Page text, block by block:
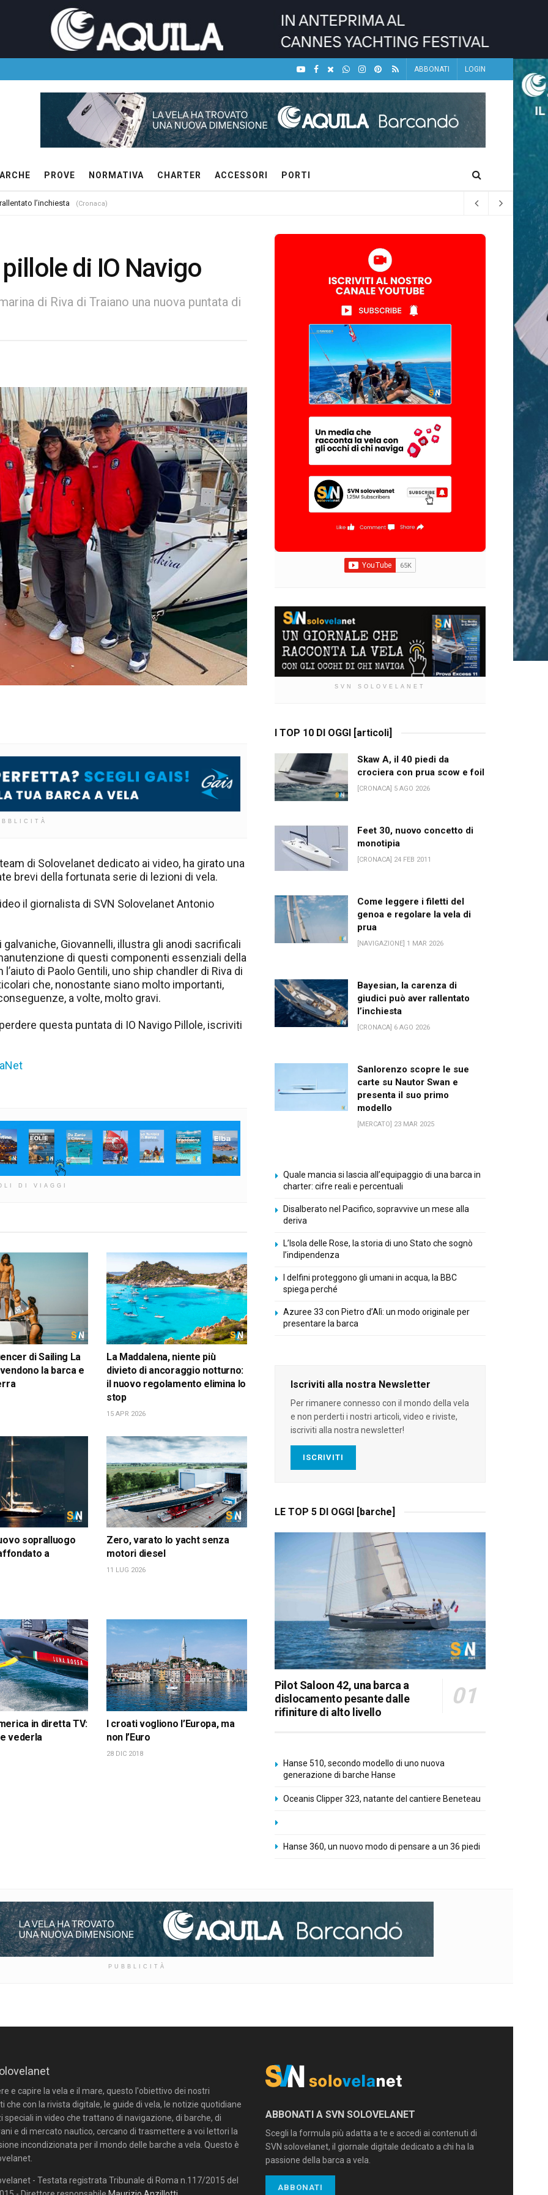
ABBONATI LOGIN
PROVE NORMATIVA CHARTER ACCESSORI PORTI
l’inchiesta (Cronaca)
di IO Navigo
di Riva di Traiano una nuova puntata di
di Solovelanet dedicato ai video, ha girato una
brevi della fortunata serie di lezioni di vela.
il giornalista di SVN Solovelanet Antonio
Giovannelli, illustra gli anodi sacrificali
di questi componenti essenziali della
di Paolo Gentili, uno ship chandler di Riva di
che, nonostante siano molto importanti,
a volte, molto gravi.
questa puntata di IO Navigo Pillole, iscriviti
DI VIAGGI
di Sailing La
la barca e
La Maddalena, niente più
divieto di ancoraggio notturno:
il nuovo regolamento elimina lo
stop
15 APR 2026
sopralluogo
a
Zero, varato lo yacht senza
motori diesel
11 LUG 2026
in diretta TV:
vederla
I croati vogliono l’Europa, ma
non l’Euro
28 DIC 2018
SVN SOLOVELANET
I TOP 10 DI OGGI [articoli]
Skaw A, il 40 piedi da
crociera con prua scow e foil
[CRONACA] 5 AGO 2026
Feet 30, nuovo concetto di
monotipia
[CRONACA] 24 FEB 2011
Come leggere i filetti del
genoa e regolare la vela di
prua
[NAVIGAZIONE] 1 MAR 2026
Bayesian, la carenza di
giudici può aver rallentato
l’inchiesta
[CRONACA] 6 AGO 2026
Sanlorenzo scopre le sue
carte su Nautor Swan e
presenta il suo primo
modello
[MERCATO] 23 MAR 2025
Quale mancia si lascia all’equipaggio di una barca in
charter: cifre reali e percentuali
Disalberato nel Pacifico, sopravvive un mese alla
deriva
L’Isola delle Rose, la storia di uno Stato che sognò
l’indipendenza
I delfini proteggono gli umani in acqua, la BBC
spiega perché
Azuree 33 con Pietro d’Alì: un modo originale per
presentare la barca
Iscriviti alla nostra Newsletter
Per rimanere connesso con il mondo della vela
e non perderti i nostri articoli, video e riviste,
iscriviti alla nostra newsletter!
ISCRIVITI
LE TOP 5 DI OGGI [barche]
Pilot Saloon 42, una barca a
dislocamento pesante dalle
rifiniture di alto livello
Hanse 510, secondo modello di uno nuova
generazione di barche Hanse
Oceanis Clipper 323, natante del cantiere Beneteau
Hanse 360, un nuovo modo di pensare a un 36 piedi
PUBBLICITÀ
e capire la vela e il mare, questo l'obiettivo dei nostri
che con la rivista digitale, le guide di vela, le notizie quotidiane
speciali in video che trattano di navigazione, di barche, di
e di mercato nautico, cercano di trasmettere a voi lettori la
incondizionata per il mondo delle barche a vela. Questo è
- Testata registrata Tribunale di Roma n.117/2015 del
ABBONATI A SVN SOLOVELANET
Scegli la formula più adatta a te e accedi ai contenuti di
SVN solovelanet, il giornale digitale dedicato a chi ha la
passione della barca a vela.
ABBONATI